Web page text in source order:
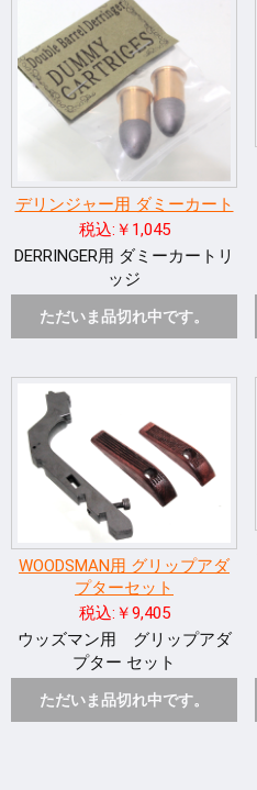
デリンジャー用 ダミーカート
税込:￥1,045
DERRINGER用 ダミーカートリ
ッジ
ただいま品切れ中です。
WOODSMAN用 グリップアダ
プターセット
税込:￥9,405
ウッズマン用 グリップアダ
プター セット
ただいま品切れ中です。